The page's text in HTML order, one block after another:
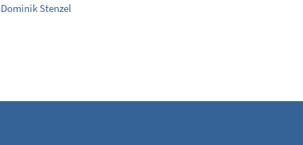
Dominik Stenzel